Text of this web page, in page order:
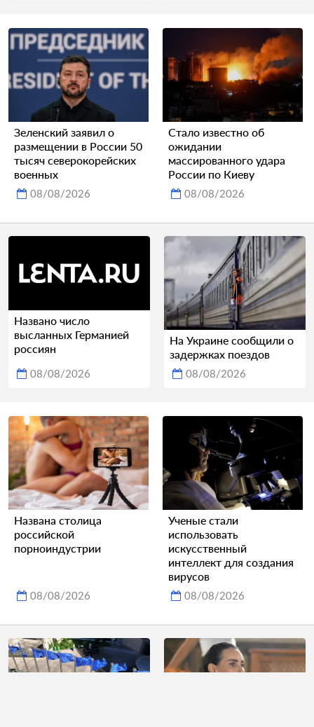
Зеленский заявил о
размещении в России 50
тысяч северокорейских
военных
08/08/2026
Стало известно об
ожидании
массированного удара
России по Киеву
08/08/2026
Названо число
высланных Германией
россиян
08/08/2026
На Украине сообщили о
задержках поездов
08/08/2026
Названа столица
российской
порноиндустрии
08/08/2026
Ученые стали
использовать
искусственный
интеллект для создания
вирусов
08/08/2026